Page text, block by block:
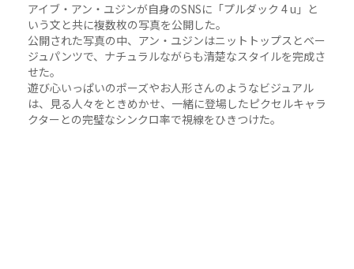
アイブ・アン・ユジンが自身のSNSに「プルダック 4 u」と
いう文と共に複数枚の写真を公開した。
公開された写真の中、アン・ユジンはニットトップスとベー
ジュパンツで、ナチュラルながらも清楚なスタイルを完成さ
せた。
遊び心いっぱいのポーズやお人形さんのようなビジュアル
は、見る人々をときめかせ、一緒に登場したピクセルキャラ
クターとの完璧なシンクロ率で視線をひきつけた。